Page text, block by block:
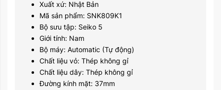
Xuất xứ: Nhật Bản
Mã sản phẩm: SNK809K1
Bộ sưu tập: Seiko 5
Giới tính: Nam
Bộ máy: Automatic (Tự động)
Chất liệu vỏ: Thép không gỉ
Chất liệu dây: Thép không gỉ
Đường kính mặt: 37mm